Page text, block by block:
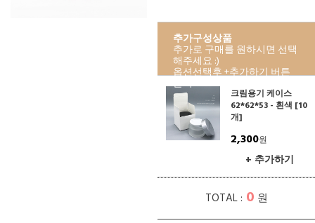
추가구성상품
추가로 구매를 원하시면 선택
해주세요 :)
옵션선택후 +추가하기 버튼
클릭!
크림용기 케이스
62*62*53 - 흰색 [10
개]
2,300원
+ 추가하기
TOTAL : 0 원